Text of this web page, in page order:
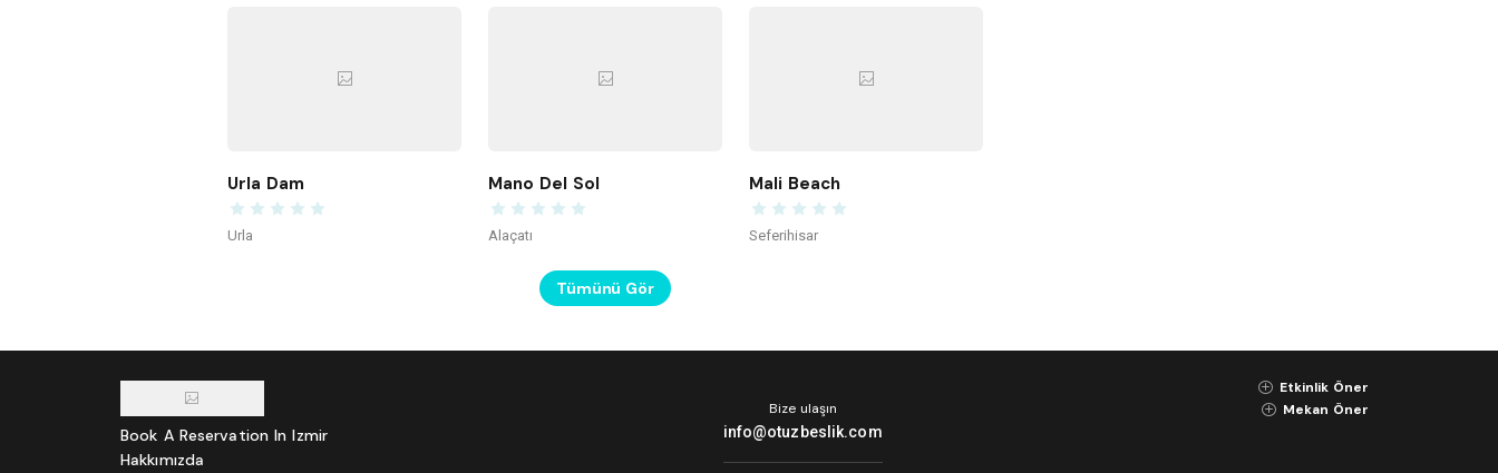
Urla Dam
Urla
Mano Del Sol
Alaçatı
Mali Beach
Seferihisar
Tümünü Gör
Book A Reservation In Izmir
Hakkımızda
Bize ulaşın
info@otuzbeslik.com
K Etkinlik Öner
K Mekan Öner